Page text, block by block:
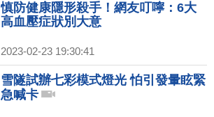
慎防健康隱形殺手！網友叮嚀：6大
高血壓症狀別大意
2023-02-23 19:30:41
雪隧試辦七彩模式燈光 怕引發暈眩緊
急喊卡